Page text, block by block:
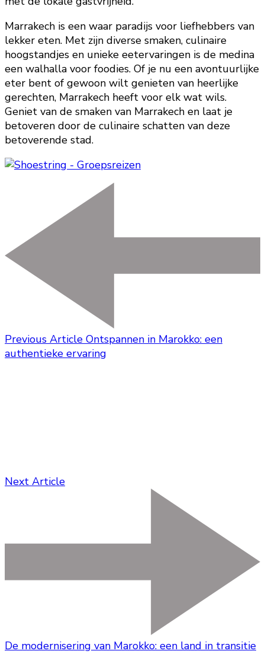
Marrakech is een waar paradijs voor liefhebbers van
lekker eten. Met zijn diverse smaken, culinaire
hoogstandjes en unieke eetervaringen is de medina
een walhalla voor foodies. Of je nu een avontuurlijke
eter bent of gewoon wilt genieten van heerlijke
gerechten, Marrakech heeft voor elk wat wils.
Geniet van de smaken van Marrakech en laat je
betoveren door de culinaire schatten van deze
betoverende stad.
Previous Article Ontspannen in Marokko: een
authentieke ervaring
Next Article
De modernisering van Marokko: een land in transitie